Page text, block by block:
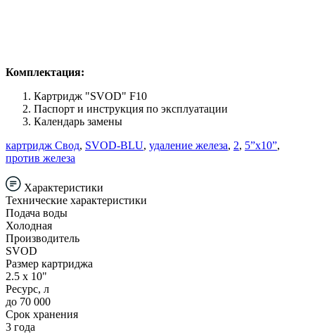
Комплектация:
Картридж "SVOD" F10
Паспорт и инструкция по эксплуатации
Календарь замены
картридж Свод, SVOD-BLU, удаление железа, 2, 5”x10”,
против железа
Характеристики
Технические характеристики
Подача воды
Холодная
Производитель
SVOD
Размер картриджа
2.5 х 10"
Ресурс, л
до 70 000
Срок хранения
3 года